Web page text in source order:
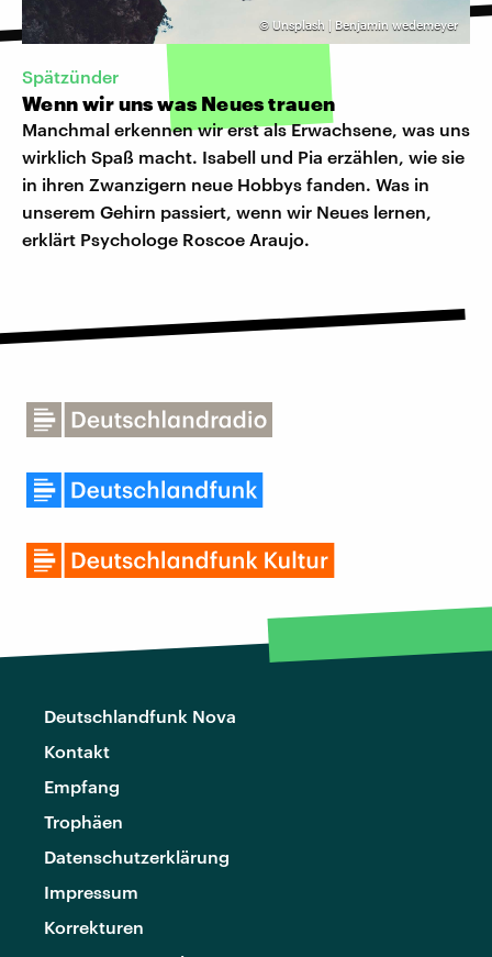
© Unsplash | Benjamin wedemeyer
Spätzünder
Wenn wir uns was Neues trauen
Manchmal erkennen wir erst als Erwachsene, was uns
wirklich Spaß macht. Isabell und Pia erzählen, wie sie
in ihren Zwanzigern neue Hobbys fanden. Was in
unserem Gehirn passiert, wenn wir Neues lernen,
erklärt Psychologe Roscoe Araujo.
Deutschlandfunk Nova
Kontakt
Empfang
Trophäen
Datenschutzerklärung
Impressum
Korrekturen